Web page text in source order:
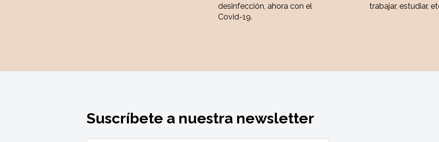
desinfección, ahora con el
Covid-19.
trabajar, estudiar,
Suscríbete a nuestra newsletter